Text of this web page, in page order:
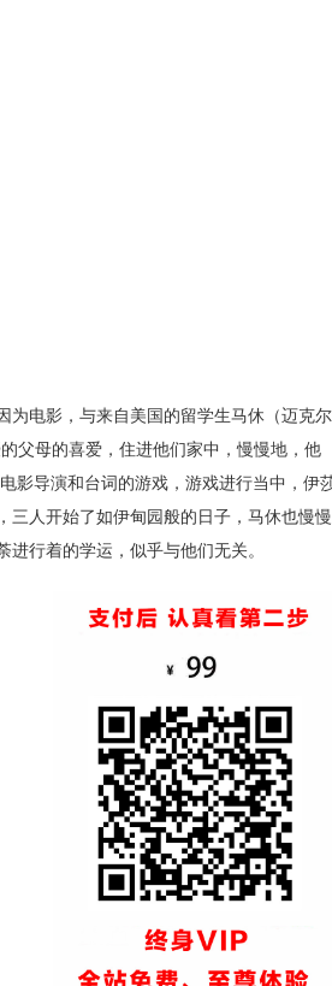
为电影，与来自美国的留学生马休（迈克尔
父母的喜爱，住进他们家中，慢慢地，他
影导演和台词的游戏，游戏进行当中，伊
三人开始了如伊甸园般的日子，马休也慢慢
行着的学运，似乎与他们无关。